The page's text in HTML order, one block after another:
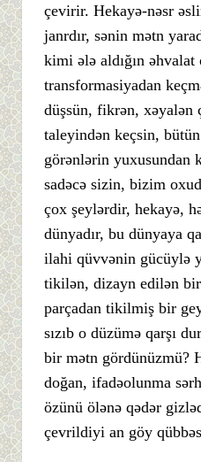
çevirir. Hekayə-nəsr
janrdır, sənin mətn
kimi ələ aldığın əhvalat
transformasiyadan
düşsün, fikrən, xəyalən
taleyindən keçsin,
görənlərin yuxusundan
sadəcə sizin, bizim
çox şeylərdir, hekayə,
dünyadır, bu dünyaya
ilahi qüvvənin gücüylə
tikilən, dizayn edilən
parçadan tikilmiş bir
sızıb o düzümə qarşı
bir mətn gördünüzmü?
doğan, ifadəolunma
özünü ölənə qədər
çevrildiyi an göy